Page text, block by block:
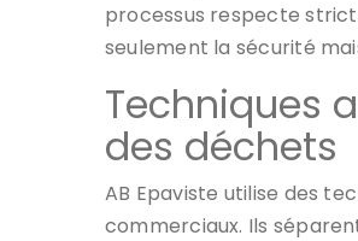
processus respecte
seulement la sécurité
Techniques
des déchets
AB Epaviste utilise des
commerciaux. Ils